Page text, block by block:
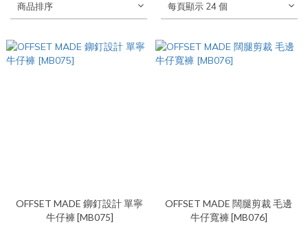
商品排序 每頁顯示 24 個
OFFSET MADE 鉚釘設計 單寧
牛仔褲 [MB075]
OFFSET MADE 闊腿剪裁 毛邊
牛仔寬褲 [MB076]